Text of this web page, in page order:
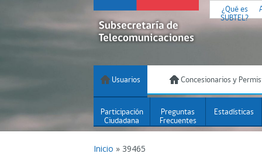
¿Qué es
SUBTEL?
Usuarios Concesionarios y
Participación
Ciudadana
Preguntas
Frecuentes
Estadísticas
Inicio » 39465